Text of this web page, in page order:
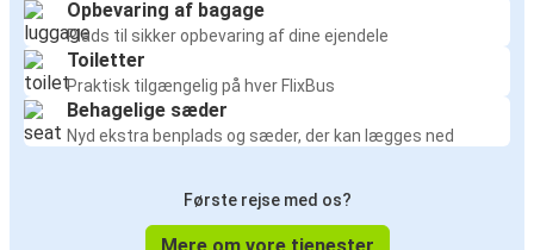
Opbevaring af bagage
Plads til sikker opbevaring af dine ejendele
Toiletter
Praktisk tilgængelig på hver FlixBus
Behagelige sæder
Nyd ekstra benplads og sæder, der kan lægges ned
Første rejse med os?